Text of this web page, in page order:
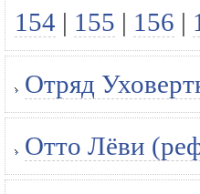
154 | 155 | 156 |
Отряд
Отто Лёви